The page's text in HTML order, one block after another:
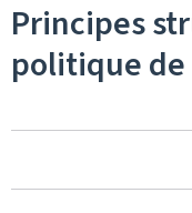
Principes
politique